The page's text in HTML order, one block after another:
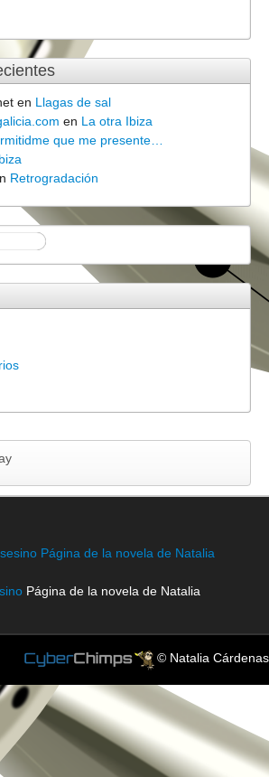
en Llagas de sal
en La otra Ibiza
que me presente…
Retrogradación
Página de la novela de Natalia
© Natalia Cárdenas